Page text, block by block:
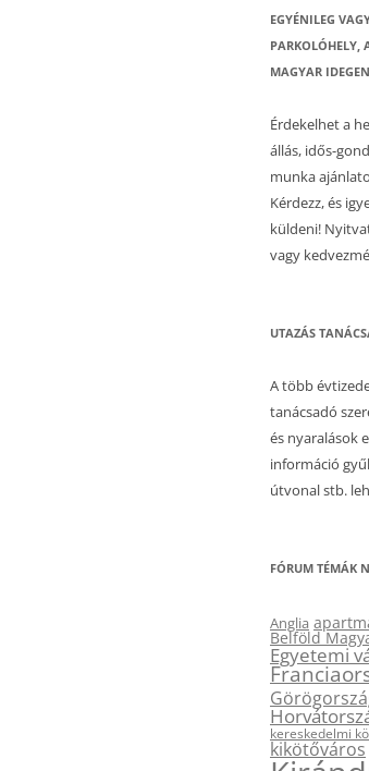
EGYÉNILEG
PARKOLÓHELY,
MAGYAR
Érdekelhet a
állás, idős-
munka
Kérdezz, és
küldeni!
vagy
UTAZÁS
A több
tanácsadó
és nyaralások
információ
útvonal stb.
FÓRUM TÉMÁK
Anglia
Belföld
Egyetemi
kereskedelmi
kikötőváros